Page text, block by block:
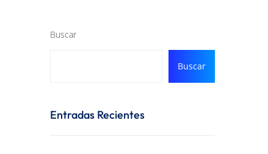
Buscar
Buscar
Entradas Recientes